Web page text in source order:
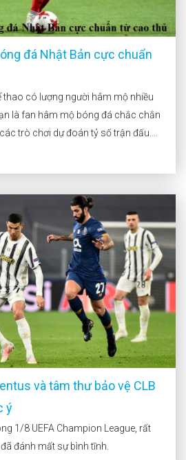
đá Nhật Bản cực chuẩn
thao có lượng người hâm mộ nhiều
là fan hâm mộ bóng đá chắc chắn
trò chơi dự đoán tỷ số trận đấu.
[…]
và tâm thư bảo vệ CLB
ý
1/8 UEFA Champion League, rất
đánh mất sự bình tĩnh.